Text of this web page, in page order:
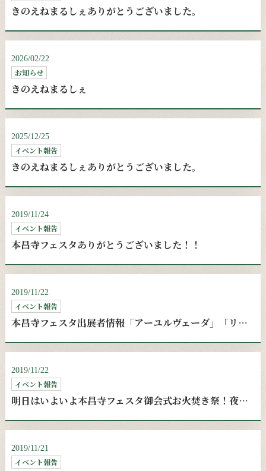
きのえねまるしぇありがとうございました。
2026/02/22
お知らせ
きのえねまるしぇ
2025/12/25
イベント報告
きのえねまるしぇありがとうございました。
2019/11/24
イベント報告
本昌寺フェスタありがとうございました！！
2019/11/22
イベント報告
本昌寺フェスタ出展者情報「アーユルヴェーダ」「リンパケア」
2019/11/22
イベント報告
明日はいよいよ本昌寺フェスタ御会式お火焚き祭！夜の部もお待ちしてます！！
2019/11/21
イベント報告